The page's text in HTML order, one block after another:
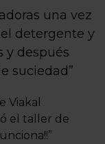
una vez
detergente y
y después
suciedad”
Viakal
el taller de